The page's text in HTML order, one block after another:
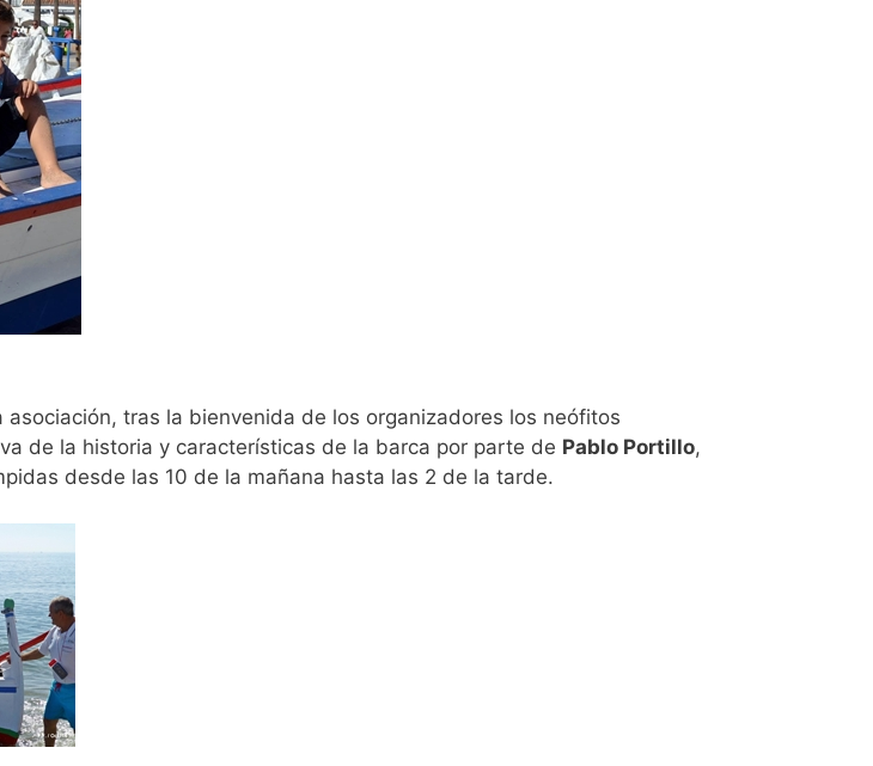
tras la bienvenida de los organizadores los neófitos
de la historia y características de la barca por parte de Pablo Portillo,
desde las 10 de la mañana hasta las 2 de la tarde.